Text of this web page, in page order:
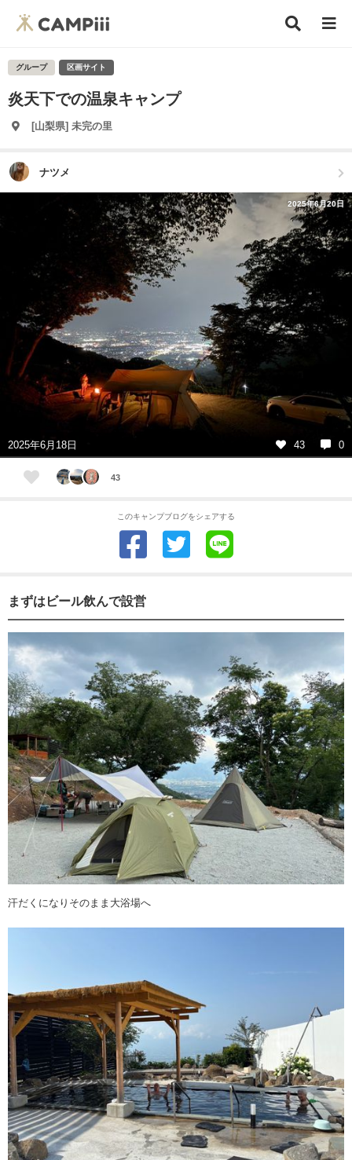
グループ 区画サイト
炎天下での温泉キャンプ
[山梨県] 未完の里
ナツメ
2025年6月20日
2025年6月18日 43 0
43
このキャンプブログをシェアする
まずはビール飲んで設営
汗だくになりそのまま大浴場へ